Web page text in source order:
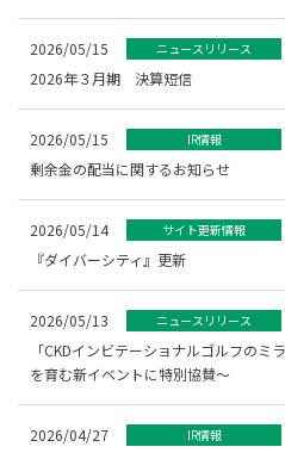
2026/05/15 ニュースリリース
2026年３月期 決算短信
2026/05/15 IR情報
剰余金の配当に関するお知らせ
2026/05/14 サイト更新情報
『ダイバーシティ』更新
2026/05/13 ニュースリリース
「CKDインビテーショナルゴルフの
を育む新イベントに特別協賛～
2026/04/27 IR情報